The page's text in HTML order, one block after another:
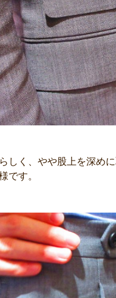
しく、やや股上を深め
です。